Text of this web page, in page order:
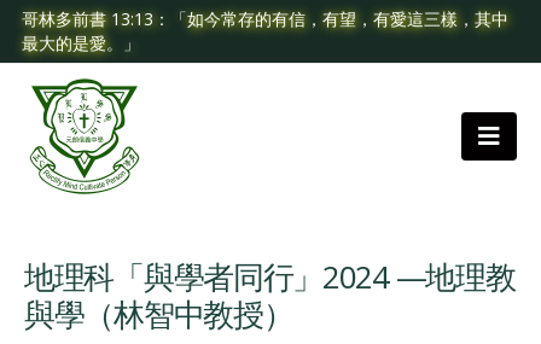
哥林多前書 13:13：「如今常存的有信，有望，有愛這三樣，其中
最大的是愛。」
地理科「與學者同行」2024 —地理教
與學（林智中教授）